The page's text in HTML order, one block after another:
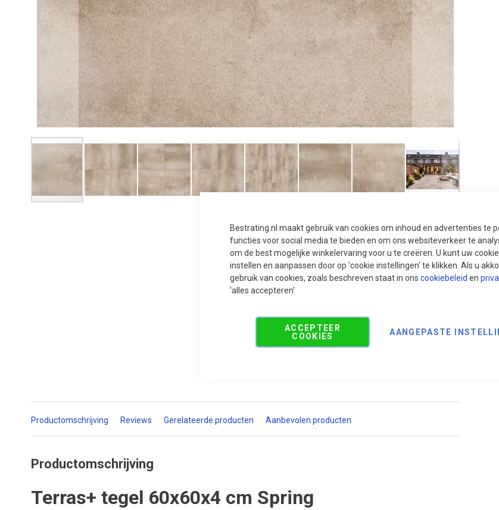
Bestrating.nl maakt gebruik van cookies om inhoud en advertenties te
functies voor social media te bieden en om ons websiteverkeer te
om de best mogelijke winkelervaring voor u te creëren. U kunt uw
instellen en aanpassen door op 'cookie instellingen' te klikken. Als u
gebruik van cookies, zoals beschreven staat in ons cookiebeleid en
'alles accepteren'
ACCEPTEER
COOKIES
AANGEPASTE
Productomschrijving Reviews Gerelateerde producten Aanbevolen producten
Productomschrijving
Terras+ tegel 60x60x4 cm Spring